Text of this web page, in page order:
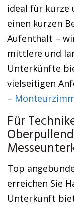
ideal für kurze
einen kurzen
Aufenthalt –
mittlere und
Unterkünfte
vielseitigen
–
Für
Top
erreichen Sie
Unterkunft